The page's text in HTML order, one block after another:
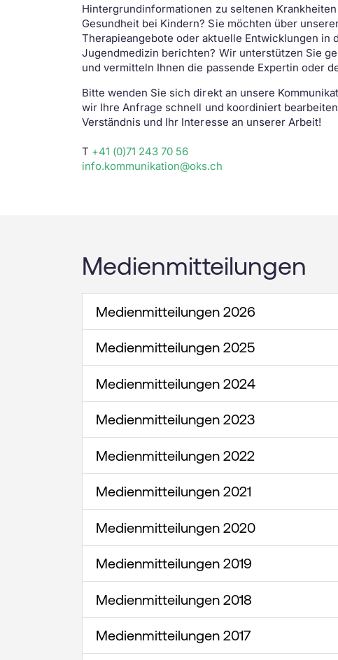
Stationen
Rauchfrei
Wir sind für Sie da!
Alle Kompetenzen ansehen
Hintergrundinformationen zu seltenen
Gesundheit bei Kindern? Sie möchten über
Therapieangebote oder aktuelle Entwicklungen in
Jugendmedizin berichten? Wir unterstützen Sie
und vermitteln Ihnen die passende Expertin oder
Bitte wenden Sie sich direkt an unsere
wir Ihre Anfrage schnell und koordiniert
Verständnis und Ihr Interesse an unserer Arbeit!
T +41 (0)71 243 70 56
info.kommunikation@oks.ch
Medienmitteilungen
Medienmitteilungen 2026
Medienmitteilungen 2025
Medienmitteilungen 2024
Medienmitteilungen 2023
Medienmitteilungen 2022
Medienmitteilungen 2021
Medienmitteilungen 2020
Medienmitteilungen 2019
Medienmitteilungen 2018
Medienmitteilungen 2017